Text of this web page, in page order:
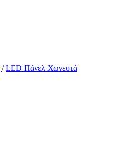
/ LED Πάνελ Χωνευτά